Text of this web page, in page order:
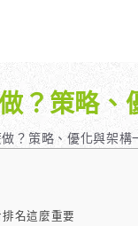
動化輕鬆佈局關鍵字
成長
嗎？
序
雙贏策略
SEO？
我們
如何
？策略、
？策略、優化與架構
名這麼重要